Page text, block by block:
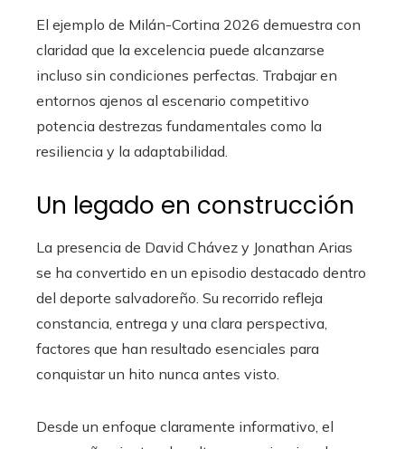
El ejemplo de Milán-Cortina 2026 demuestra con
claridad que la excelencia puede alcanzarse
incluso sin condiciones perfectas. Trabajar en
entornos ajenos al escenario competitivo
potencia destrezas fundamentales como la
resiliencia y la adaptabilidad.
Un legado en construcción
La presencia de David Chávez y Jonathan Arias
se ha convertido en un episodio destacado dentro
del deporte salvadoreño. Su recorrido refleja
constancia, entrega y una clara perspectiva,
factores que han resultado esenciales para
conquistar un hito nunca antes visto.
Desde un enfoque claramente informativo, el